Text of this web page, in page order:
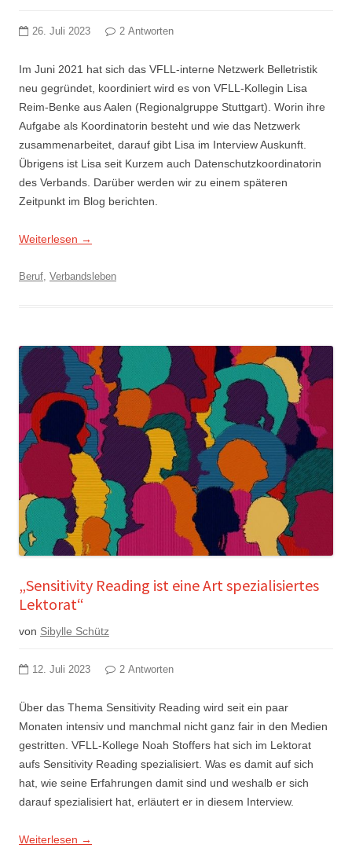
26. Juli 2023 2 Antworten
Im Juni 2021 hat sich das VFLL-interne Netzwerk Belletristik
neu gegründet, koordiniert wird es von VFLL-Kollegin Lisa
Reim-Benke aus Aalen (Regionalgruppe Stuttgart). Worin ihre
Aufgabe als Koordinatorin besteht und wie das Netzwerk
zusammenarbeitet, darauf gibt Lisa im Interview Auskunft.
Übrigens ist Lisa seit Kurzem auch Datenschutzkoordinatorin
des Verbands. Darüber werden wir zu einem späteren
Zeitpunkt im Blog berichten.
Weiterlesen →
Beruf Verbandsleben
„Sensitivity Reading ist eine Art spezialisiertes
Lektorat“
von Sibylle Schütz
12. Juli 2023 2 Antworten
Über das Thema Sensitivity Reading wird seit ein paar
Monaten intensiv und manchmal nicht ganz fair in den Medien
gestritten. VFLL-Kollege Noah Stoffers hat sich im Lektorat
aufs Sensitivity Reading spezialisiert. Was es damit auf sich
hat, wie seine Erfahrungen damit sind und weshalb er sich
darauf spezialisiert hat, erläutert er in diesem Interview.
Weiterlesen →